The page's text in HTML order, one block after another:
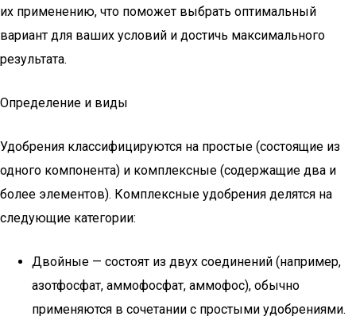
их применению, что поможет выбрать оптимальный
вариант для ваших условий и достичь максимального
результата.
Определение и виды
Удобрения классифицируются на простые (состоящие из
одного компонента) и комплексные (содержащие два и
более элементов). Комплексные удобрения делятся на
следующие категории:
Двойные — состоят из двух соединений (например,
азотфосфат, аммофосфат, аммофос), обычно
применяются в сочетании с простыми удобрениями.